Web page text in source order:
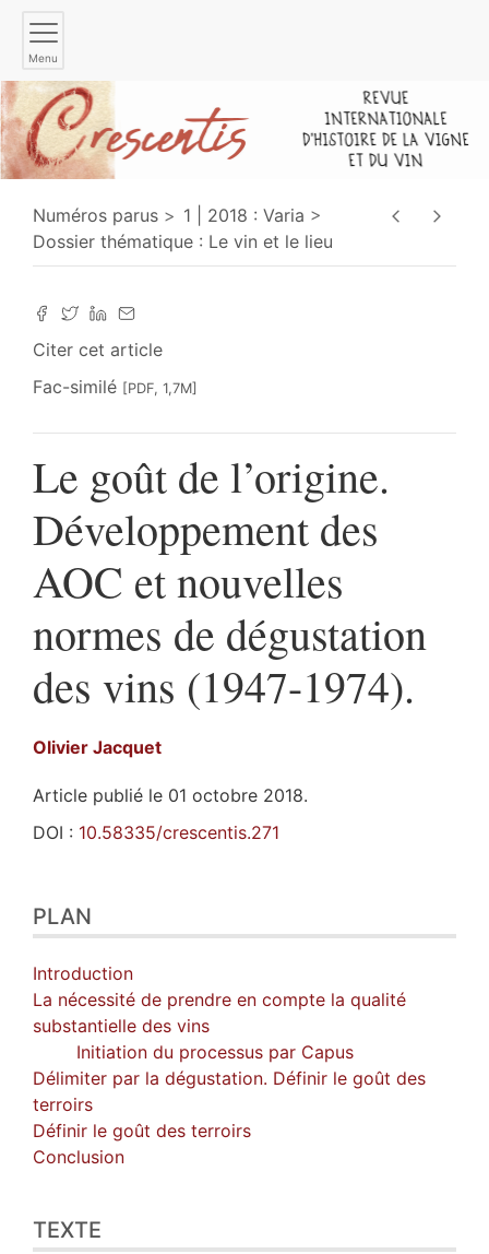
Menu
Numéros parus
1 | 2018 : Varia
Dossier thématique : Le vin et le lieu
Citer cet article
Fac-similé [PDF, 1,7M]
Le goût de l’origine.
Développement des
AOC et nouvelles
normes de dégustation
des vins (1947-1974).
Olivier Jacquet
Article publié le 01 octobre 2018.
DOI : 10.58335/crescentis.271
Texte
Bibliographie
Notes
Illustrations
Citer cet article
Auteur
PLAN
Introduction
La nécessité de prendre en compte la qualité
substantielle des vins
Initiation du processus par Capus
Délimiter par la dégustation. Définir le goût des
terroirs
Définir le goût des terroirs
Conclusion
TEXTE